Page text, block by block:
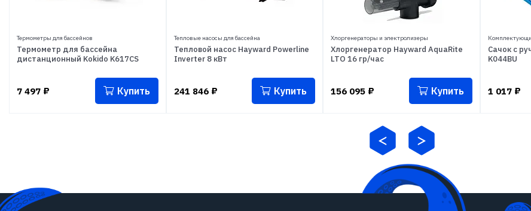
Термометры для бассейнов
Термометр для бассейна
дистанционный Kokido K617CS
7 497 ₽ Купить
Тепловые насосы для бассейна
Тепловой насос Hayward Powerline
Inverter 8 кВт
241 846 ₽ Купить
Хлоргенераторы и электролизеры
Хлоргенератор Hayward AquaRite
LTO 16 гр/час
156 095 ₽ Купить
Сачок с
K044BU
1 017 ₽